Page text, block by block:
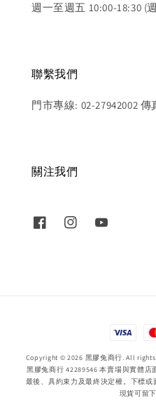
週一至週五 10:00-18:30 (
聯繫我們
門市專線: 02-27942002 傳
關注我們
Copyright © 2026 黑膠兔商行. All
黑膠兔商行 42289546 本賣場與實體
最後、具約束力及最終決定權。下標
現貨可留